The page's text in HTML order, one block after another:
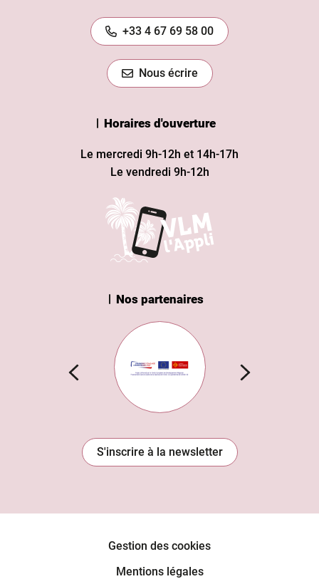
+33 4 67 69 58 00
Nous écrire
Horaires d'ouverture
Le mercredi 9h-12h et 14h-17h
Le vendredi 9h-12h
Nos partenaires
Subvention européenne
S'inscrire à la newsletter
Gestion des cookies
Mentions légales